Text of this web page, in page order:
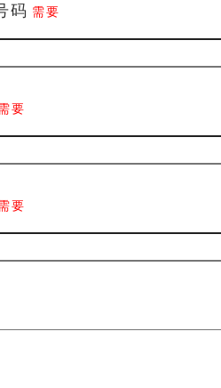
码 需要
要
要